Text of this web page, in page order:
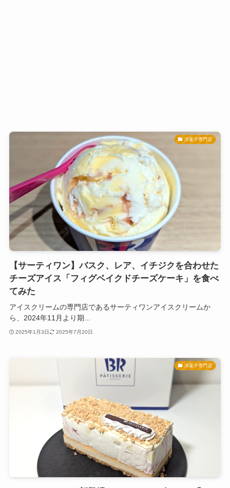
洋菓子専門店
【サーティワン】バスク、レア、イチジクを合わせた
チーズアイス「フィグベイクドチーズケーキ」を食べ
てみた
アイスクリームの専門店であるサーティワンアイスクリームか
ら、2024年11月より期...
2025年1月3日 2025年7月20日
洋菓子専門店